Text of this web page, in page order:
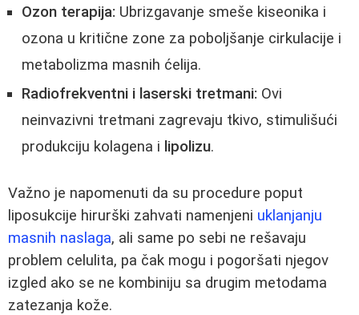
Ozon terapija: Ubrizgavanje smeše kiseonika i
ozona u kritične zone za poboljšanje cirkulacije i
metabolizma masnih ćelija.
Radiofrekventni i laserski tretmani: Ovi
neinvazivni tretmani zagrevaju tkivo, stimulišući
produkciju kolagena i lipolizu.
Važno je napomenuti da su procedure poput
liposukcije hirurški zahvati namenjeni uklanjanju
masnih naslaga, ali same po sebi ne rešavaju
problem celulita, pa čak mogu i pogoršati njegov
izgled ako se ne kombiniju sa drugim metodama
zatezanja kože.